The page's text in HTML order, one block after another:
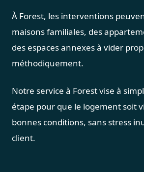
À Forest, les interventions
maisons familiales, des
des espaces annexes à vider
méthodiquement.
Notre service à Forest vise à
étape pour que le logement soit
bonnes conditions, sans stress
client.